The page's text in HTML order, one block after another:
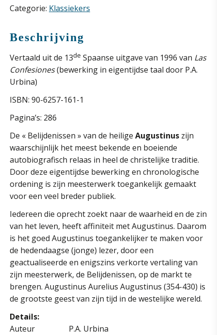
Categorie: Klassiekers
Beschrijving
Vertaald uit de 13de Spaanse uitgave van 1996 van Las
Confesiones(bewerking in eigentijdse taal door P.A.
Urbina)
ISBN: 90-6257-161-1
Pagina’s: 286
De « Belijdenissen » van de heilige Augustinus zijn
waarschijnlijk het meest bekende en boeiende
autobiografisch relaas in heel de christelijke traditie.
Door deze eigentijdse bewerking en chronologische
ordening is zijn meesterwerk toegankelijk gemaakt
voor een veel breder publiek.
Iedereen die oprecht zoekt naar de waarheid en de zin
van het leven, heeft affiniteit met Augustinus. Daarom
is het goed Augustinus toegankelijker te maken voor
de hedendaagse (jonge) lezer, door een
geactualiseerde en enigszins verkorte vertaling van
zijn meesterwerk, de Belijdenissen, op de markt te
brengen. Augustinus Aurelius Augustinus (354-430) is
de grootste geest van zijn tijd in de westelijke wereld.
Details:
Auteur
P.A. Urbina